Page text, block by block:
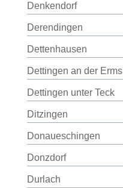
Denkendorf
Derendingen
Dettenhausen
Dettingen an der Erms
Dettingen unter Teck
Ditzingen
Donaueschingen
Donzdorf
Durlach